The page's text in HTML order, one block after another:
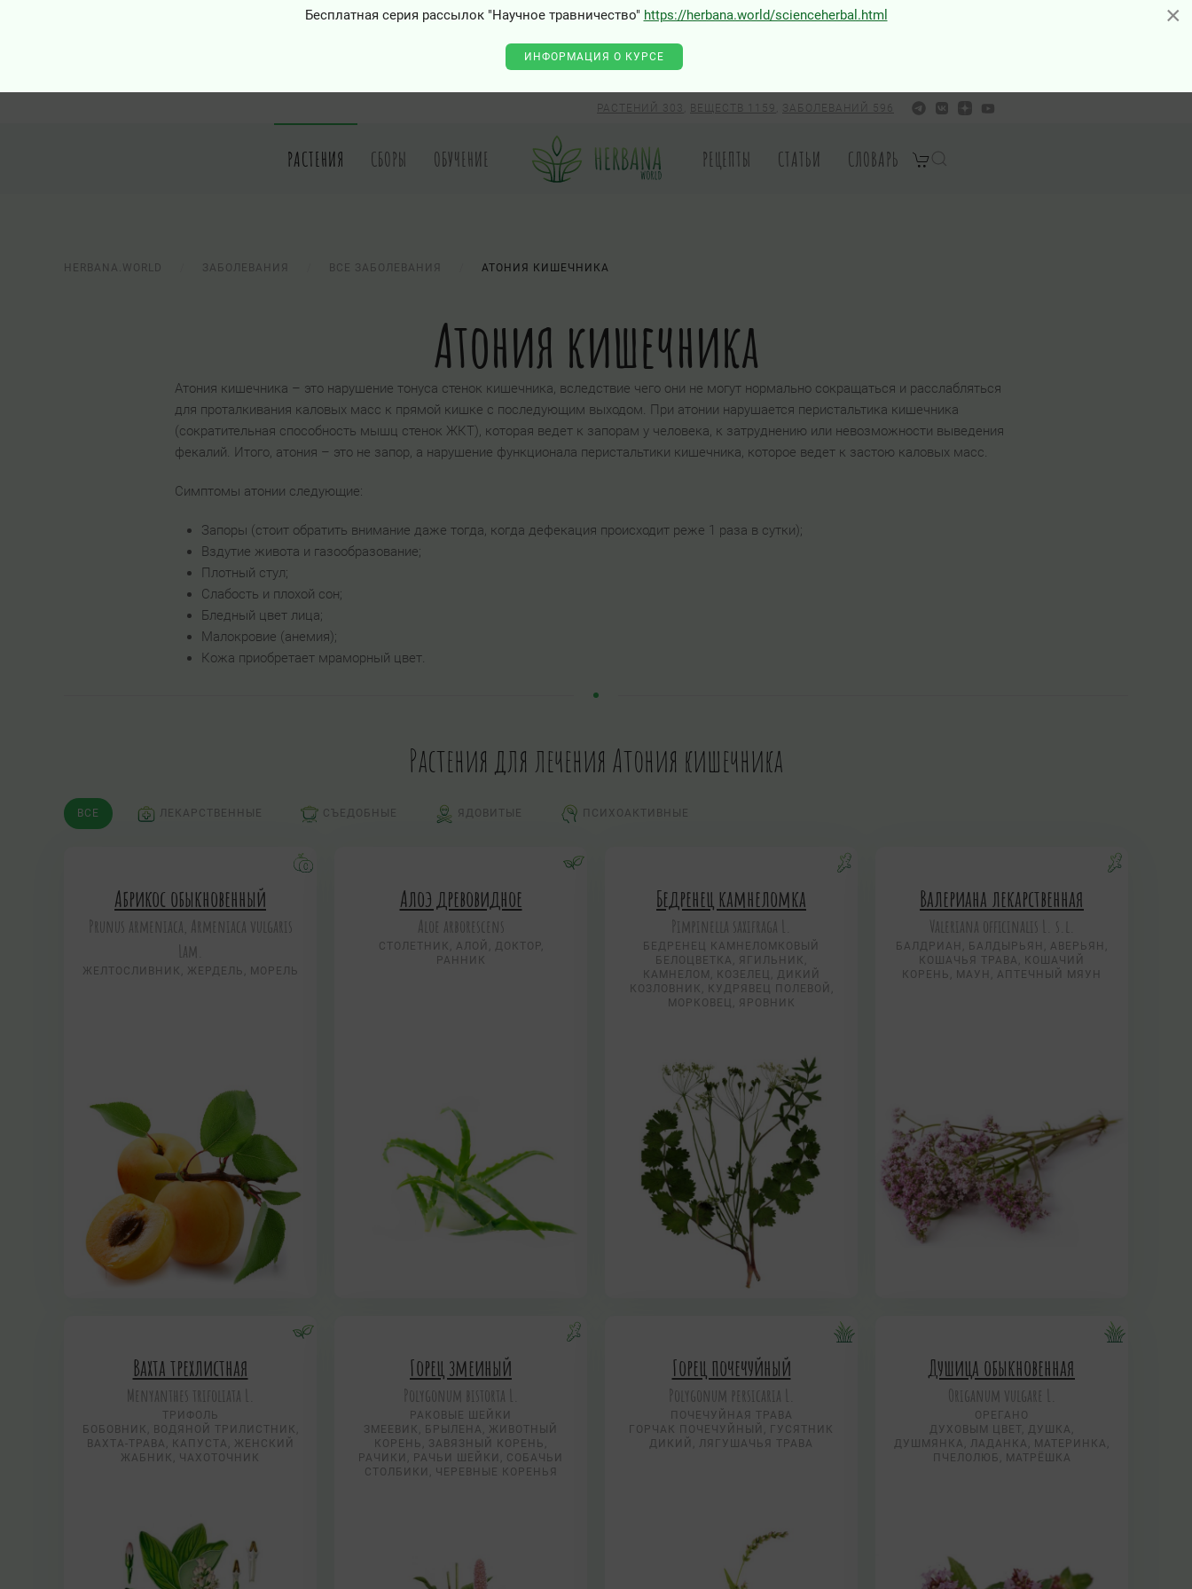
×
Бесплатная серия рассылок "Научное травничество" https://herbana.world/scienceherbal.html
ИНФОРМАЦИЯ О КУРСЕ
РАСТЕНИЙ 303 ВЕЩЕСТВ 1159 ЗАБОЛЕВАНИЙ 596
РАСТЕНИЯ СБОРЫ ОБУЧЕНИЕ РЕЦЕПТЫ СТАТЬИ СЛОВАРЬ
HERBANA.WORLD ЗАБОЛЕВАНИЯ ВСЕ ЗАБОЛЕВАНИЯ АТОНИЯ КИШЕЧНИКА
Атония кишечника
Атония кишечника – это нарушение тонуса стенок кишечника, вследствие чего они не могут нормально сокращаться и расслабляться
для проталкивания каловых масс к прямой кишке с последующим выходом. При атонии нарушается перистальтика кишечника
(сократительная способность мышц стенок ЖКТ), которая ведет к запорам у человека, к затруднению или невозможности выведения
фекалий. Итого, атония – это не запор, а нарушение функционала перистальтики кишечника, которое ведет к застою каловых масс.
Симптомы атонии следующие:
Запоры (стоит обратить внимание даже тогда, когда дефекация происходит реже 1 раза в сутки);
Вздутие живота и газообразование;
Плотный стул;
Слабость и плохой сон;
Бледный цвет лица;
Малокровие (анемия);
Кожа приобретает мраморный цвет.
Растения для лечения Атония кишечника
ВСЕ ЛЕКАРСТВЕННЫЕ СЪЕДОБНЫЕ ЯДОВИТЫЕ ПСИХОАКТИВНЫЕ
Абрикос обыкновенный
Prunus armeniaca, Armeniaca vulgaris
Lam.
ЖЕЛТОСЛИВНИК, ЖЕРДЕЛЬ, МОРЕЛЬ
Алоэ древовидное
Aloe arborescens
СТОЛЕТНИК, АЛОЙ, ДОКТОР,
РАННИК
Бедренец камнеломка
Pimpinella saxifraga L.
БЕДРЕНЕЦ КАМНЕЛОМКОВЫЙ
БЕЛОЦВЕТКА, ЯГИЛЬНИК,
КАМНЕЛОМ, КОЗЕЛЕЦ, ДИКИЙ
КОЗЛОВНИК, КУДРЯВЕЦ ПОЛЕВОЙ,
МОРКОВЕЦ, ЯРОВНИК
Валериана лекарственная
Valeriana officinalis L. s.l.
БАЛДРИАН, БАЛДЫРЬЯН, АВЕРЬЯН,
КОШАЧЬЯ ТРАВА, КОШАЧИЙ
КОРЕНЬ, МАУН, АПТЕЧНЫЙ МЯУН
Вахта трехлистная
Menyanthes trifoliata L.
ТРИФОЛЬ
БОБОВНИК, ВОДЯНОЙ ТРИЛИСТНИК,
ВАХТА-ТРАВА, КАПУСТА, ЖЕНСКИЙ
ЖАБНИК, ЧАХОТОЧНИК
Горец змеиный
Polygonum bistorta L.
РАКОВЫЕ ШЕЙКИ
ЗМЕЕВИК, БРЫЛЕНА, ЖИВОТНЫЙ
КОРЕНЬ, ЗАВЯЗНЫЙ КОРЕНЬ,
РАЧИКИ, РАЧЬИ ШЕЙКИ, СОБАЧЬИ
СТОЛБИКИ, ЧЕРЕВНЫЕ КОРЕНЬЯ
Горец почечуйный
Polygonum persicaria L.
ПОЧЕЧУЙНАЯ ТРАВА
ГОРЧАК ПОЧЕЧУЙНЫЙ, ГУСЯТНИК
ДИКИЙ, ЛЯГУШАЧЬЯ ТРАВА
Душица обыкновенная
Origanum vulgare L.
ОРЕГАНО
ДУХОВЫМ ЦВЕТ, ДУШКА,
ДУШМЯНКА, ЛАДАНКА, МАТЕРИНКА,
ПЧЕЛОЛЮБ, МАТРЁШКА
×